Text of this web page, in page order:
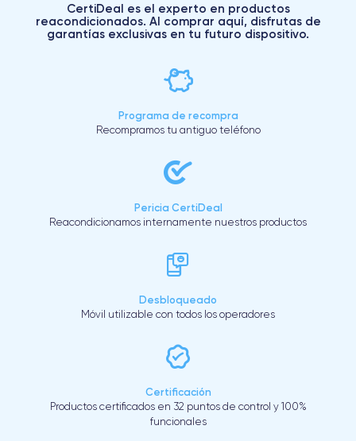
CertiDeal es el experto en productos
reacondicionados. Al comprar aquí, disfrutas de
garantías exclusivas en tu futuro dispositivo.
Programa de recompra
Recompramos tu antiguo teléfono
Pericia CertiDeal
Reacondicionamos internamente nuestros productos
Desbloqueado
Móvil utilizable con todos los operadores
Certificación
Productos certificados en 32 puntos de control y 100%
funcionales